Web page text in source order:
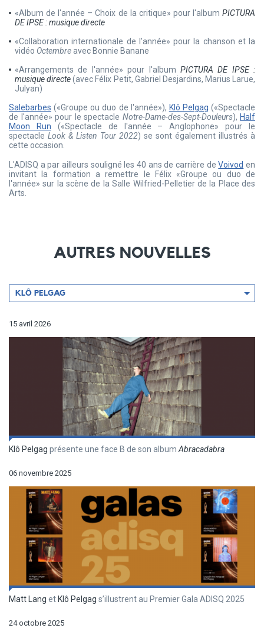
«Album de l'année – Choix de la critique» pour l'album PICTURA
DE IPSE : musiquedirecte
«Collaboration internationale de l'année» pour la chanson et la
vidéo Octembre avec Bonnie Banane
«Arrangements de l'année» pour l'album PICTURA DE IPSE :
musiquedirecte(avec Félix Petit, Gabriel Desjardins, Marius Larue,
Julyan)
Salebarbes («Groupe ou duo de l'année»), Klô Pelgag («Spectacle
de l'année» pour le spectacle Notre-Dame-des-Sept-Douleurs), Half
Moon Run («Spectacle de l'année – Anglophone» pour le
spectacle Look & Listen Tour 2022) se sont également illustrés à
cette occasion.
L'ADISQ a par ailleurs souligné les 40 ans de carrière deVoivod en
invitant la formation a remettre le Félix «Groupe ou duo de
l'année» sur la scène de la Salle Wilfried-Pelletier de la Place des
Arts.
AUTRES NOUVELLES
Filtrer
par
KLÔ PELGAG
15 avril 2026
Klô Pelgag présente une face B de son albumAbracadabra
06 novembre 2025
Matt Lang etKlô Pelgag s’illustrent au Premier Gala ADISQ 2025
24 octobre 2025